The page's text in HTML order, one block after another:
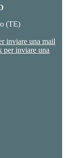
(TE)
inviare una mail
per inviare una